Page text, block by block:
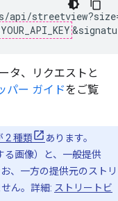
YOUR_API_KEY
タ、リクエストと
パー ガイドをご覧
2 種類
あります。
る画像）と、一般提供
、一方の提供元のストリ
ん。詳細: ストリートビ